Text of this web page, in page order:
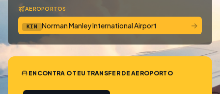
AEROPORTOS
KIN Norman Manley International Airport →
ENCONTRA O TEU TRANSFER DE AEROPORTO